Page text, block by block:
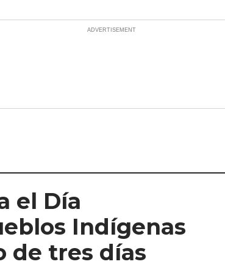
el Día
Indígenas
de tres días